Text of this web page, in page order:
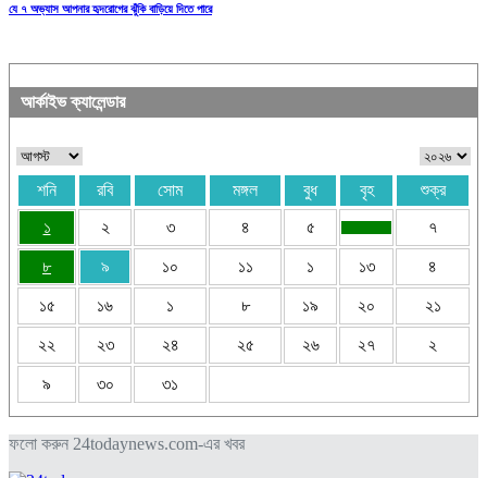
যে ৭ অভ্যাস আপনার হৃদরোগের ঝুঁকি বাড়িয়ে দিতে পারে
আর্কাইভ ক্যালেন্ডার
শনি রবি সোম মঙ্গল বুধ বৃহ
শুক্র
১
২ ৩ ৪ ৫ ৭
৮ ৯ ১০ ১১ ১ ১৩ ৪
১৫ ১৬ ১ ৮ ১৯ ২০ ২১
২২ ২৩ ২৪ ২৫ ২৬ ২৭ ২
৯ ৩০ ৩১
ফলো করুন 24todaynews.com-এর খবর